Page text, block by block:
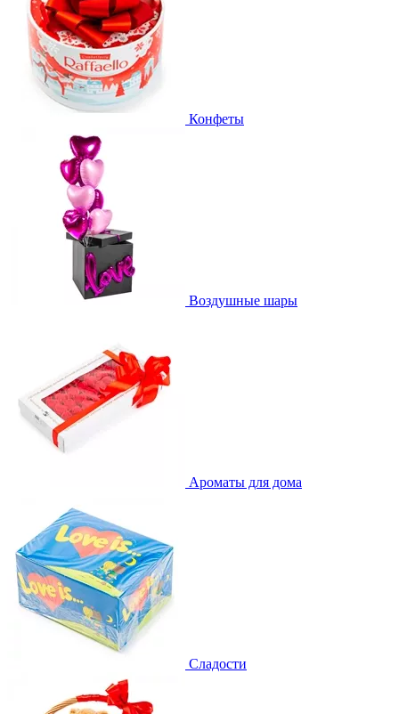
Конфеты
Воздушные шары
Ароматы для дома
Сладости